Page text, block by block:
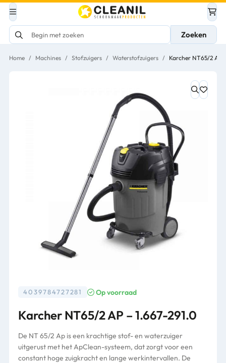
Zoeken
Home / Machines / Stofzuigers / Waterstofzuigers / Karcher NT65/2 AP
4039784727281 Op voorraad
Karcher NT65/2 AP – 1.667-291.0
De NT 65/2 Ap is een krachtige stof- en waterzuiger
uitgerust met het ApClean-systeem, dat zorgt voor een
constant hoge zuigkracht en lange werkintervallen. De